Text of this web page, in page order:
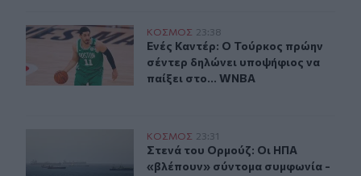
Ενές Καντέρ: Ο Τούρκος πρώην σέντερ δηλώνει
ΚΟΣΜΟΣ 23:38
Ενές Καντέρ: Ο Τούρκος πρώην
Ενές Καντέρ: Ο Τούρκος πρώην
σέντερ δηλώνει υποψήφιος να
παίξει στο... WNBA
Στενά του Ορμούζ: Οι ΗΠΑ «βλέπουν» σύντομα
ΚΟΣΜΟΣ 23:31
Στενά του Ορμούζ: Οι ΗΠΑ
Στενά του Ορμούζ: Οι ΗΠΑ
«βλέπουν» σύντομα συμφωνία -